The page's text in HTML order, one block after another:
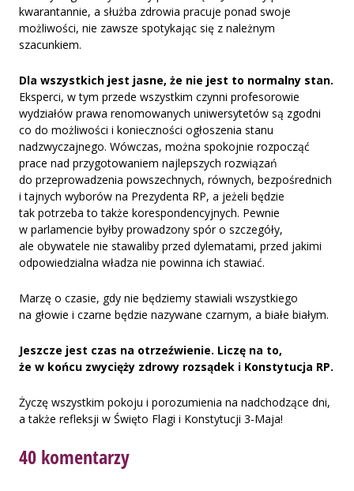
kwarantannie, a służba zdrowia pracuje ponad swoje
możliwości, nie zawsze spotykając się z należnym
szacunkiem.
Dla wszystkich jest jasne, że nie jest to normalny stan.
Eksperci, w tym przede wszystkim czynni profesorowie
wydziałów prawa renomowanych uniwersytetów są zgodni
co do możliwości i konieczności ogłoszenia stanu
nadzwyczajnego. Wówczas, można spokojnie rozpocząć
prace nad przygotowaniem najlepszych rozwiązań
do przeprowadzenia powszechnych, równych, bezpośrednich
i tajnych wyborów na Prezydenta RP, a jeżeli będzie
tak potrzeba to także korespondencyjnych. Pewnie
w parlamencie byłby prowadzony spór o szczegóły,
ale obywatele nie stawaliby przed dylematami, przed jakimi
odpowiedzialna władza nie powinna ich stawiać.
Marzę o czasie, gdy nie będziemy stawiali wszystkiego
na głowie i czarne będzie nazywane czarnym, a białe białym.
Jeszcze jest czas na otrzeźwienie. Liczę na to,
że w końcu zwycięży zdrowy rozsądek i Konstytucja RP.
Życzę wszystkim pokoju i porozumienia na nadchodzące dni,
a także refleksji w Święto Flagi i Konstytucji 3-Maja!
40 komentarzy